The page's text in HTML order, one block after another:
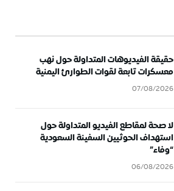
حقيقة الفيديوهات المتداولة حول نهب
معسكرات تابعة لقوات الطوارئ اليمنية
07/08/2026
لا صحة لمقاطع الفيديو المتداولة حول
استهداف الحوثيين السفينة السعودية
“وفاء”
06/08/2026